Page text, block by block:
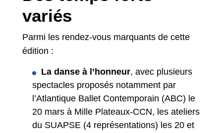
variés
Parmi les rendez-vous marquants de cette
édition :
La danse à l’honneur, avec plusieurs
spectacles proposés notamment par
l’Atlantique Ballet Contemporain (ABC) le
20 mars à Mille Plateaux-CCN, les ateliers
du SUAPSE (4 représentations) les 20 et